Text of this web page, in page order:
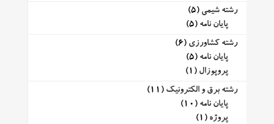
رشته شیمی (5)
پایان نامه (5)
رشته کشاورزی (6)
پایان نامه (5)
پروپوزال (1)
رشته برق و الکترونیک (11)
پایان نامه (10)
پروژه (1)